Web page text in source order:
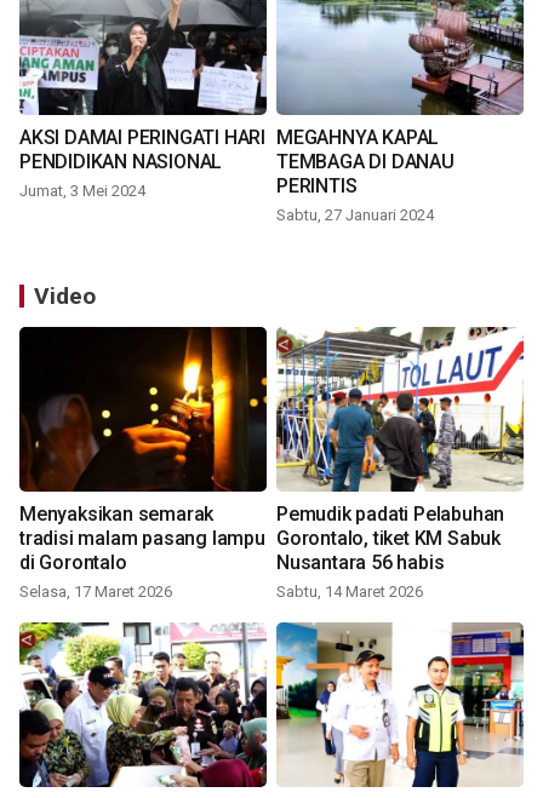
AKSI DAMAI PERINGATI HARI
PENDIDIKAN NASIONAL
Jumat, 3 Mei 2024
MEGAHNYA KAPAL
TEMBAGA DI DANAU
PERINTIS
Sabtu, 27 Januari 2024
Video
Menyaksikan semarak
tradisi malam pasang lampu
di Gorontalo
Selasa, 17 Maret 2026
Pemudik padati Pelabuhan
Gorontalo, tiket KM Sabuk
Nusantara 56 habis
Sabtu, 14 Maret 2026